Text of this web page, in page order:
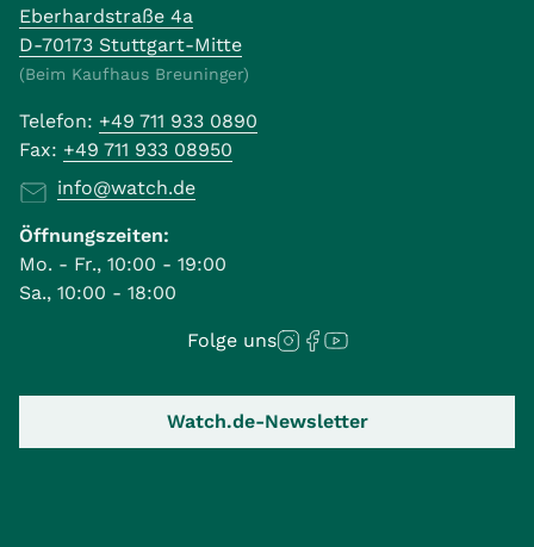
Eberhardstraße 4a
D-70173 Stuttgart-Mitte
(Beim Kaufhaus Breuninger)
Telefon: +49 711 933 0890
Fax: +49 711 933 08950
info@watch.de
Öffnungszeiten:
Mo. - Fr., 10:00 - 19:00
Sa., 10:00 - 18:00
Folge uns
Watch.de-Newsletter